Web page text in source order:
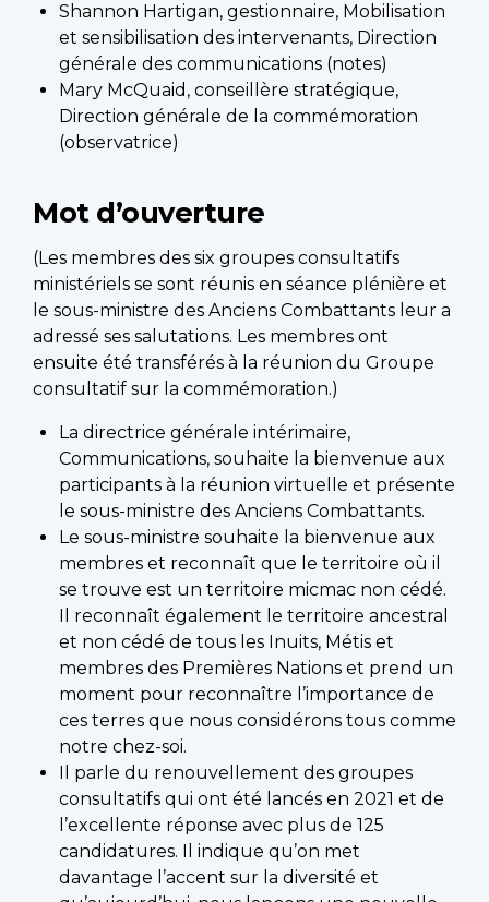
Shannon Hartigan, gestionnaire, Mobilisation
et sensibilisation des intervenants, Direction
générale des communications (notes)
Mary McQuaid, conseillère stratégique,
Direction générale de la commémoration
(observatrice)
Mot d’ouverture
(Les membres des six groupes consultatifs
ministériels se sont réunis en séance plénière et
le sous-ministre des Anciens Combattants leur a
adressé ses salutations. Les membres ont
ensuite été transférés à la réunion du Groupe
consultatif sur la commémoration.)
La directrice générale intérimaire,
Communications, souhaite la bienvenue aux
participants à la réunion virtuelle et présente
le sous-ministre des Anciens Combattants.
Le sous-ministre souhaite la bienvenue aux
membres et reconnaît que le territoire où il
se trouve est un territoire micmac non cédé.
Il reconnaît également le territoire ancestral
et non cédé de tous les Inuits, Métis et
membres des Premières Nations et prend un
moment pour reconnaître l’importance de
ces terres que nous considérons tous comme
notre chez-soi.
Il parle du renouvellement des groupes
consultatifs qui ont été lancés en 2021 et de
l’excellente réponse avec plus de 125
candidatures. Il indique qu’on met
davantage l’accent sur la diversité et